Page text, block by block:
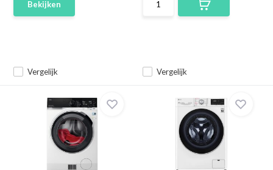
Vergelijk
Bekijken
Vergelijk